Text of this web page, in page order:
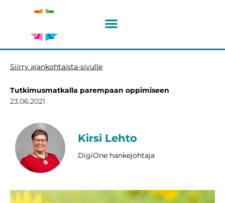
Siirry ajankohtaista-sivulle
Tutkimusmatkalla parempaan oppimiseen
23.06.2021
Kirsi Lehto
DigiOne hankejohtaja